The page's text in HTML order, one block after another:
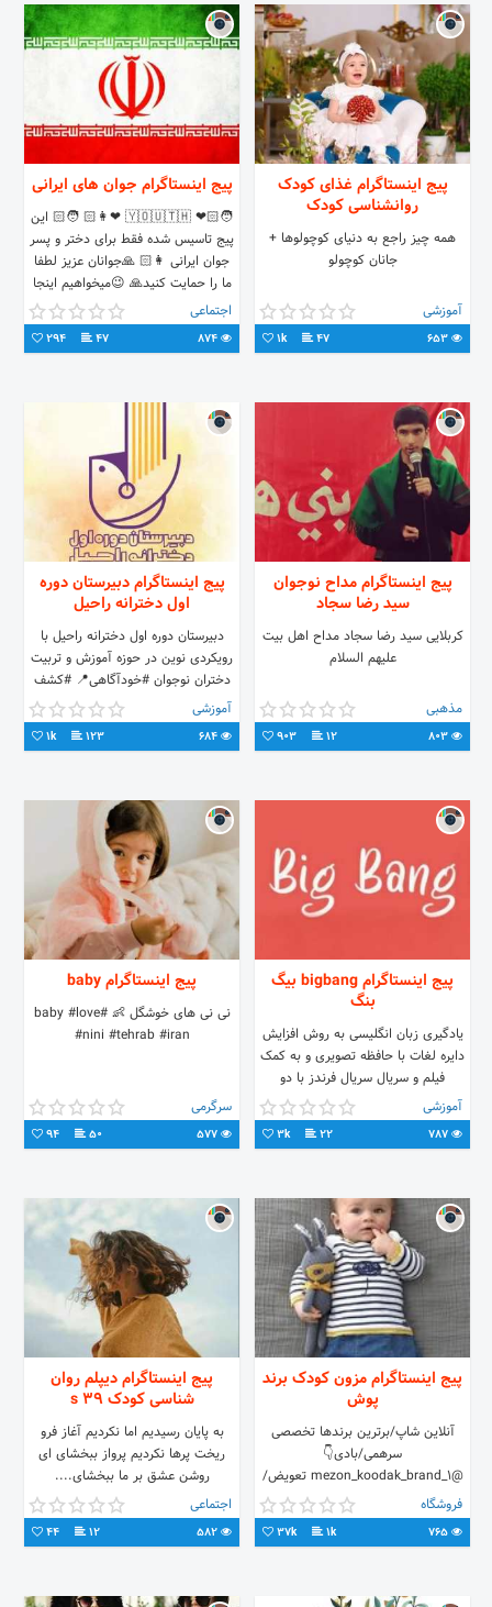
پیج اینستاگرام غذای کودک
روانشناسی کودک
همه چیز راجع به دنیای کوچولوها +
جانان کوچولو
آموزشی
47
1k
پیج اینستاگرام جوان های ایرانی
🧑🏻❤ 🇾​🇴​🇺​🇹​🇭​ ❤👩🏻 🧑🏻 این
پیج تاسیس شده فقط برای دختر و پسر
جوان ایرانی 👩🏻 🙏جوانان عزیز لطفا
ما را حمایت کنید🙏 😉میخواهیم اینجا
دورهم بترکونیم😉
اجتماعی
47
294
پیج اینستاگرام مداح نوجوان
سید رضا سجاد
کربلایی سید رضا سجاد مداح اهل بیت
علیهم السلام‌
مذهبی
12
903
پیج اینستاگرام دبیرستان دوره
اول دخترانه راحیل
دبیرستان دوره اول دخترانه راحیل با
رویکردی نوین در حوزه آموزش و تربیت
دختران نوجوان #خودآگاهی📍 #کشف
🔍 #طرح_ریزی🖌️ شماره تماس :
۰۹۳۹۵۳۰۹۸۴۱
آموزشی
123
1k
پیج اینستاگرام bigbang بیگ
بنگ
یادگیری زبان انگلیسی به روش افزایش
دایره لغات با حافظه تصویری و به کمک
فیلم و سریال سریال فرندز با دو
زیرنویس همزمان سریال اکسترا با دو
زیرنویس فارسی و انگلیسی سریال لاست
سریال برکینگ بد سریال فرار از زندان
روز تضمینی
آموزشی
22
3k
پیج اینستاگرام baby
نی نی های خوشگل 👶 #baby #love
#nini #tehrab #iran
سرگرمی
50
94
پیج اینستاگرام مزون کودک برند
پوش
آنلاین شاپ/برترین برندها تخصصی
سرهمی/بادی👇
@mezon_koodak_brand_1 تعویض/
مرجوع❎ ارسال فوری مشهد-سجاد-نبش
بزرگمهر۴ سفارش دایرکت
05137686987 09900454842
فروشگاه
1k
37k
پیج اینستاگرام دیپلم روان
شناسی کودک 39 s
به پايان رسيديم اما نکرديم آغاز فرو
ريخت پرها نکرديم پرواز ببخشای ای
روشن عشق بر ما ببخشای....
#محمدرضا_شفیعی‌کدکنیاجتماعی
12
44